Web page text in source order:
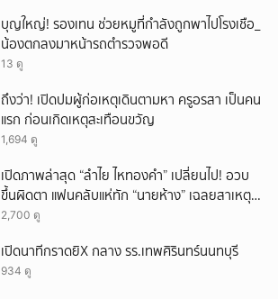
บุญใหญ่! รองเทน ช่วยหมูที่กำลังถูกพาไปโรงเชือ_
น้องตกลงมาหน้ารถตำรวจพอดี
13 ดู
ถึงว่า! เปิดปมผู้ก่อเหตุเดินตามหา ครูอรสา เป็นคน
แรก ก่อนเกิดเหตุสะเทือนขวัญ
1,694 ดู
เปิดภาพล่าสุด “ลำไย ไหทองคำ” เปลี่ยนไป! อวบ
ขึ้นผิดตา แฟนคลับแห่ทัก “นายห้าง” เฉลยสาเหตุ
ชัด!
2,700 ดู
เปิดนาทีกราดยิX กลาง รร.เทพศิรินทร์นนทบุรี
934 ดู